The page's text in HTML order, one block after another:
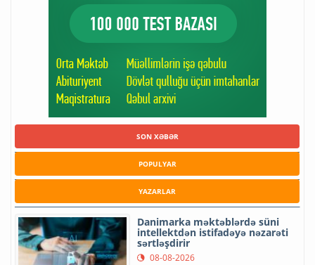
SON XƏBƏR
POPULYAR
YAZARLAR
Danimarka məktəblərdə süni
intellektdən istifadəyə nəzarəti
sərtləşdirir
08-08-2026